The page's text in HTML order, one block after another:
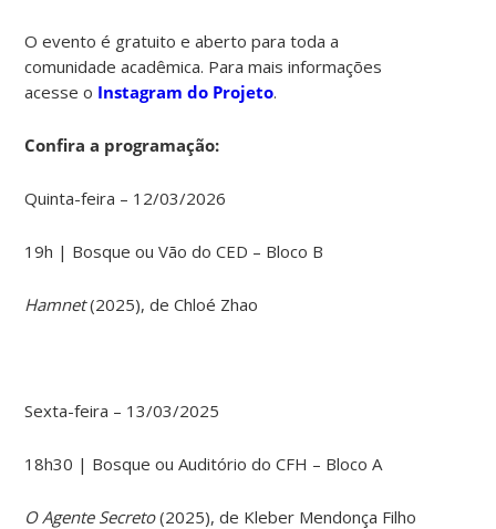
O evento é gratuito e aberto para toda a
comunidade acadêmica. Para mais informações
acesse o Instagram do Projeto.
Confira a programação:
Quinta-feira – 12/03/2026
19h | Bosque ou Vão do CED – Bloco B
Hamnet(2025), de Chloé Zhao
Sexta-feira – 13/03/2025
18h30 | Bosque ou Auditório do CFH – Bloco A
O Agente Secreto(2025), de Kleber Mendonça Filho